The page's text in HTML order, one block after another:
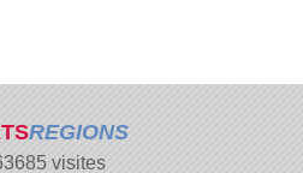
REGIONS
visites